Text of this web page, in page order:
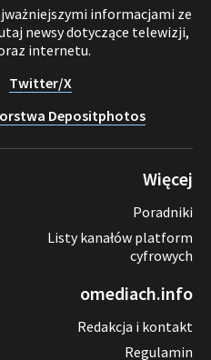
informacjami ze
newsy dotyczące telewizji,
internetu.
Twitter/X
Depositphotos
Więcej
Poradniki
Listy kanałów platform
cyfrowych
omediach.info
Redakcja i kontakt
Regulamin